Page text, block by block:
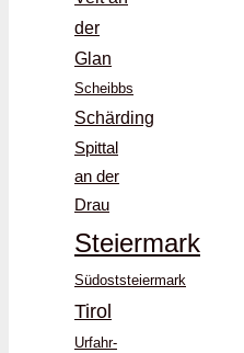
der
Glan
Scheibbs
Schärding
Spittal
an der
Drau
Steiermark
Südoststeiermark
Tirol
Urfahr-